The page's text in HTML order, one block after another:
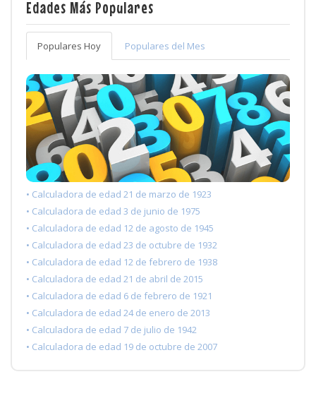
Edades Más Populares
Populares Hoy Populares del Mes
• Calculadora de edad 21 de marzo de 1923
• Calculadora de edad 3 de junio de 1975
• Calculadora de edad 12 de agosto de 1945
• Calculadora de edad 23 de octubre de 1932
• Calculadora de edad 12 de febrero de 1938
• Calculadora de edad 21 de abril de 2015
• Calculadora de edad 6 de febrero de 1921
• Calculadora de edad 24 de enero de 2013
• Calculadora de edad 7 de julio de 1942
• Calculadora de edad 19 de octubre de 2007